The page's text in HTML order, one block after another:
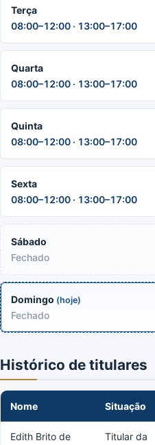
Terça
08:00–12:00 · 13:00–17:00
Quarta
08:00–12:00 · 13:00–17:00
Quinta
08:00–12:00 · 13:00–17:00
Sexta
08:00–12:00 · 13:00–17:00
Sábado
Fechado
Domingo (hoje)
Fechado
Histórico de titulares
Nome Situação
Edith Brito de
Titular da